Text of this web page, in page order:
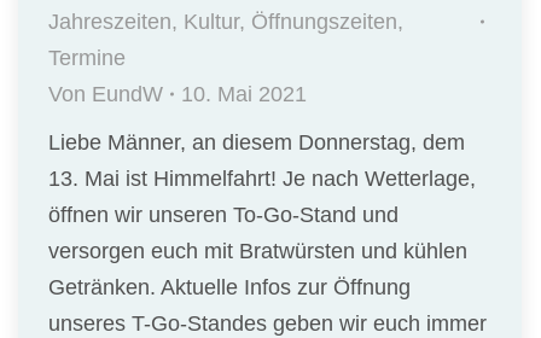
Jahreszeiten, Kultur, Öffnungszeiten,
Termine
Von EundW
10. Mai 2021
Liebe Männer, an diesem Donnerstag, dem
13. Mai ist Himmelfahrt! Je nach Wetterlage,
öffnen wir unseren To-Go-Stand und
versorgen euch mit Bratwürsten und kühlen
Getränken. Aktuelle Infos zur Öffnung
unseres T-Go-Standes geben wir euch immer